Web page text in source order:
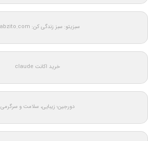
سبزیتو: سبز زندگی کن: Sabzito.com
خرید اکانت claude
دورجین؛ زیبایی، سلامت و سرگرمی